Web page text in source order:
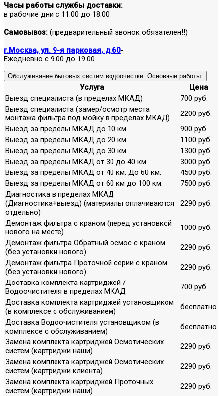
Часы работы службы доставки:
в рабочие дни с 11:00 до 18:00
Самовывоз: (предварительный звонок обязателен!!)
г.Москва, ул. 9-я парковая, д.60-
Ежедневно с 9.00 до 19.00
Обслуживание бытовых систем водоочистки. Основные работы.
Услуга
Цена
Выезд специалиста (в пределах МКАД)
700 руб.
Выезд специалиста (замер/осмотр места
монтажа фильтра под мойку в пределах МКАД)
2200 руб.
Выезд за пределы МКАД до 10 км.
900 руб.
Выезд за пределы МКАД до 20 км.
1100 руб.
Выезд за пределы МКАД до 30 км.
1300 руб.
Выезд за пределы МКАД от 30 до 40 км.
3000 руб.
Выезд за пределы МКАД от 40 км. До 60 км.
4500 руб.
Выезд за пределы МКАД от 60 км до 100 км.
7500 руб.
Диагностика в пределах МКАД
(Диагностика+выезд) (материалы оплачиваются
отдельно)
2290 руб.
Демонтаж фильтра с краном (перед установкой
нового на месте)
1000 руб.
Демонтаж фильтра Обратный осмос с краном
(без установки нового)
2290 руб.
Демонтаж фильтра Проточной серии с краном
(без установки нового)
2290 руб.
Доставка комплекта картриджей /
Водоочистителя в пределах МКАД
700 руб.
Доставка комплекта картриджей установщиком
(в комплексе с обслуживанием)
бесплатно
Доставка Водоочистителя установщиком (в
комплексе с обслуживанием)
бесплатно
Замена комплекта картриджей Осмотических
систем (картриджи наши)
2290 руб.
Замена комплекта картриджей Осмотических
систем (картриджи клиента)
2290 руб.
Замена комплекта картриджей Проточных
систем (картриджи наши)
2290 руб.